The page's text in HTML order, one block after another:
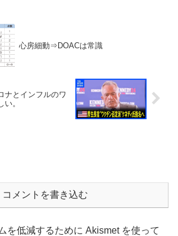
心房細動⇒DOACは常識
ナとインフルのワ
。
コメントを書き込む
を低減するために Akismet を使って